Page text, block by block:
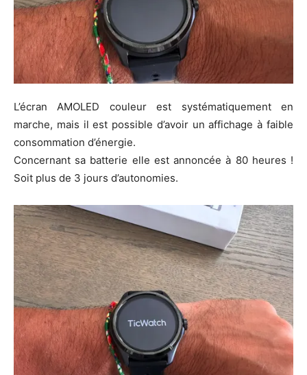
L’écran AMOLED couleur est systématiquement en
marche, mais il est possible d’avoir un affichage à faible
consommation d’énergie.
Concernant sa batterie elle est annoncée à 80 heures !
Soit plus de 3 jours d’autonomies.